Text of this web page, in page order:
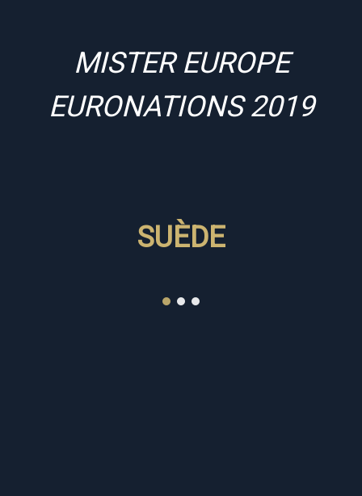
MISTER EUROPE
EURONATIONS 2019
SUÈDE